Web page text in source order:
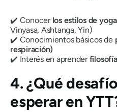
✔️ Conocer los estilos de
Vinyasa, Ashtanga, Yin)
✔️ Conocimientos básicos de
respiración)
✔️ Interés en aprender
4. ¿Qué
esperar en